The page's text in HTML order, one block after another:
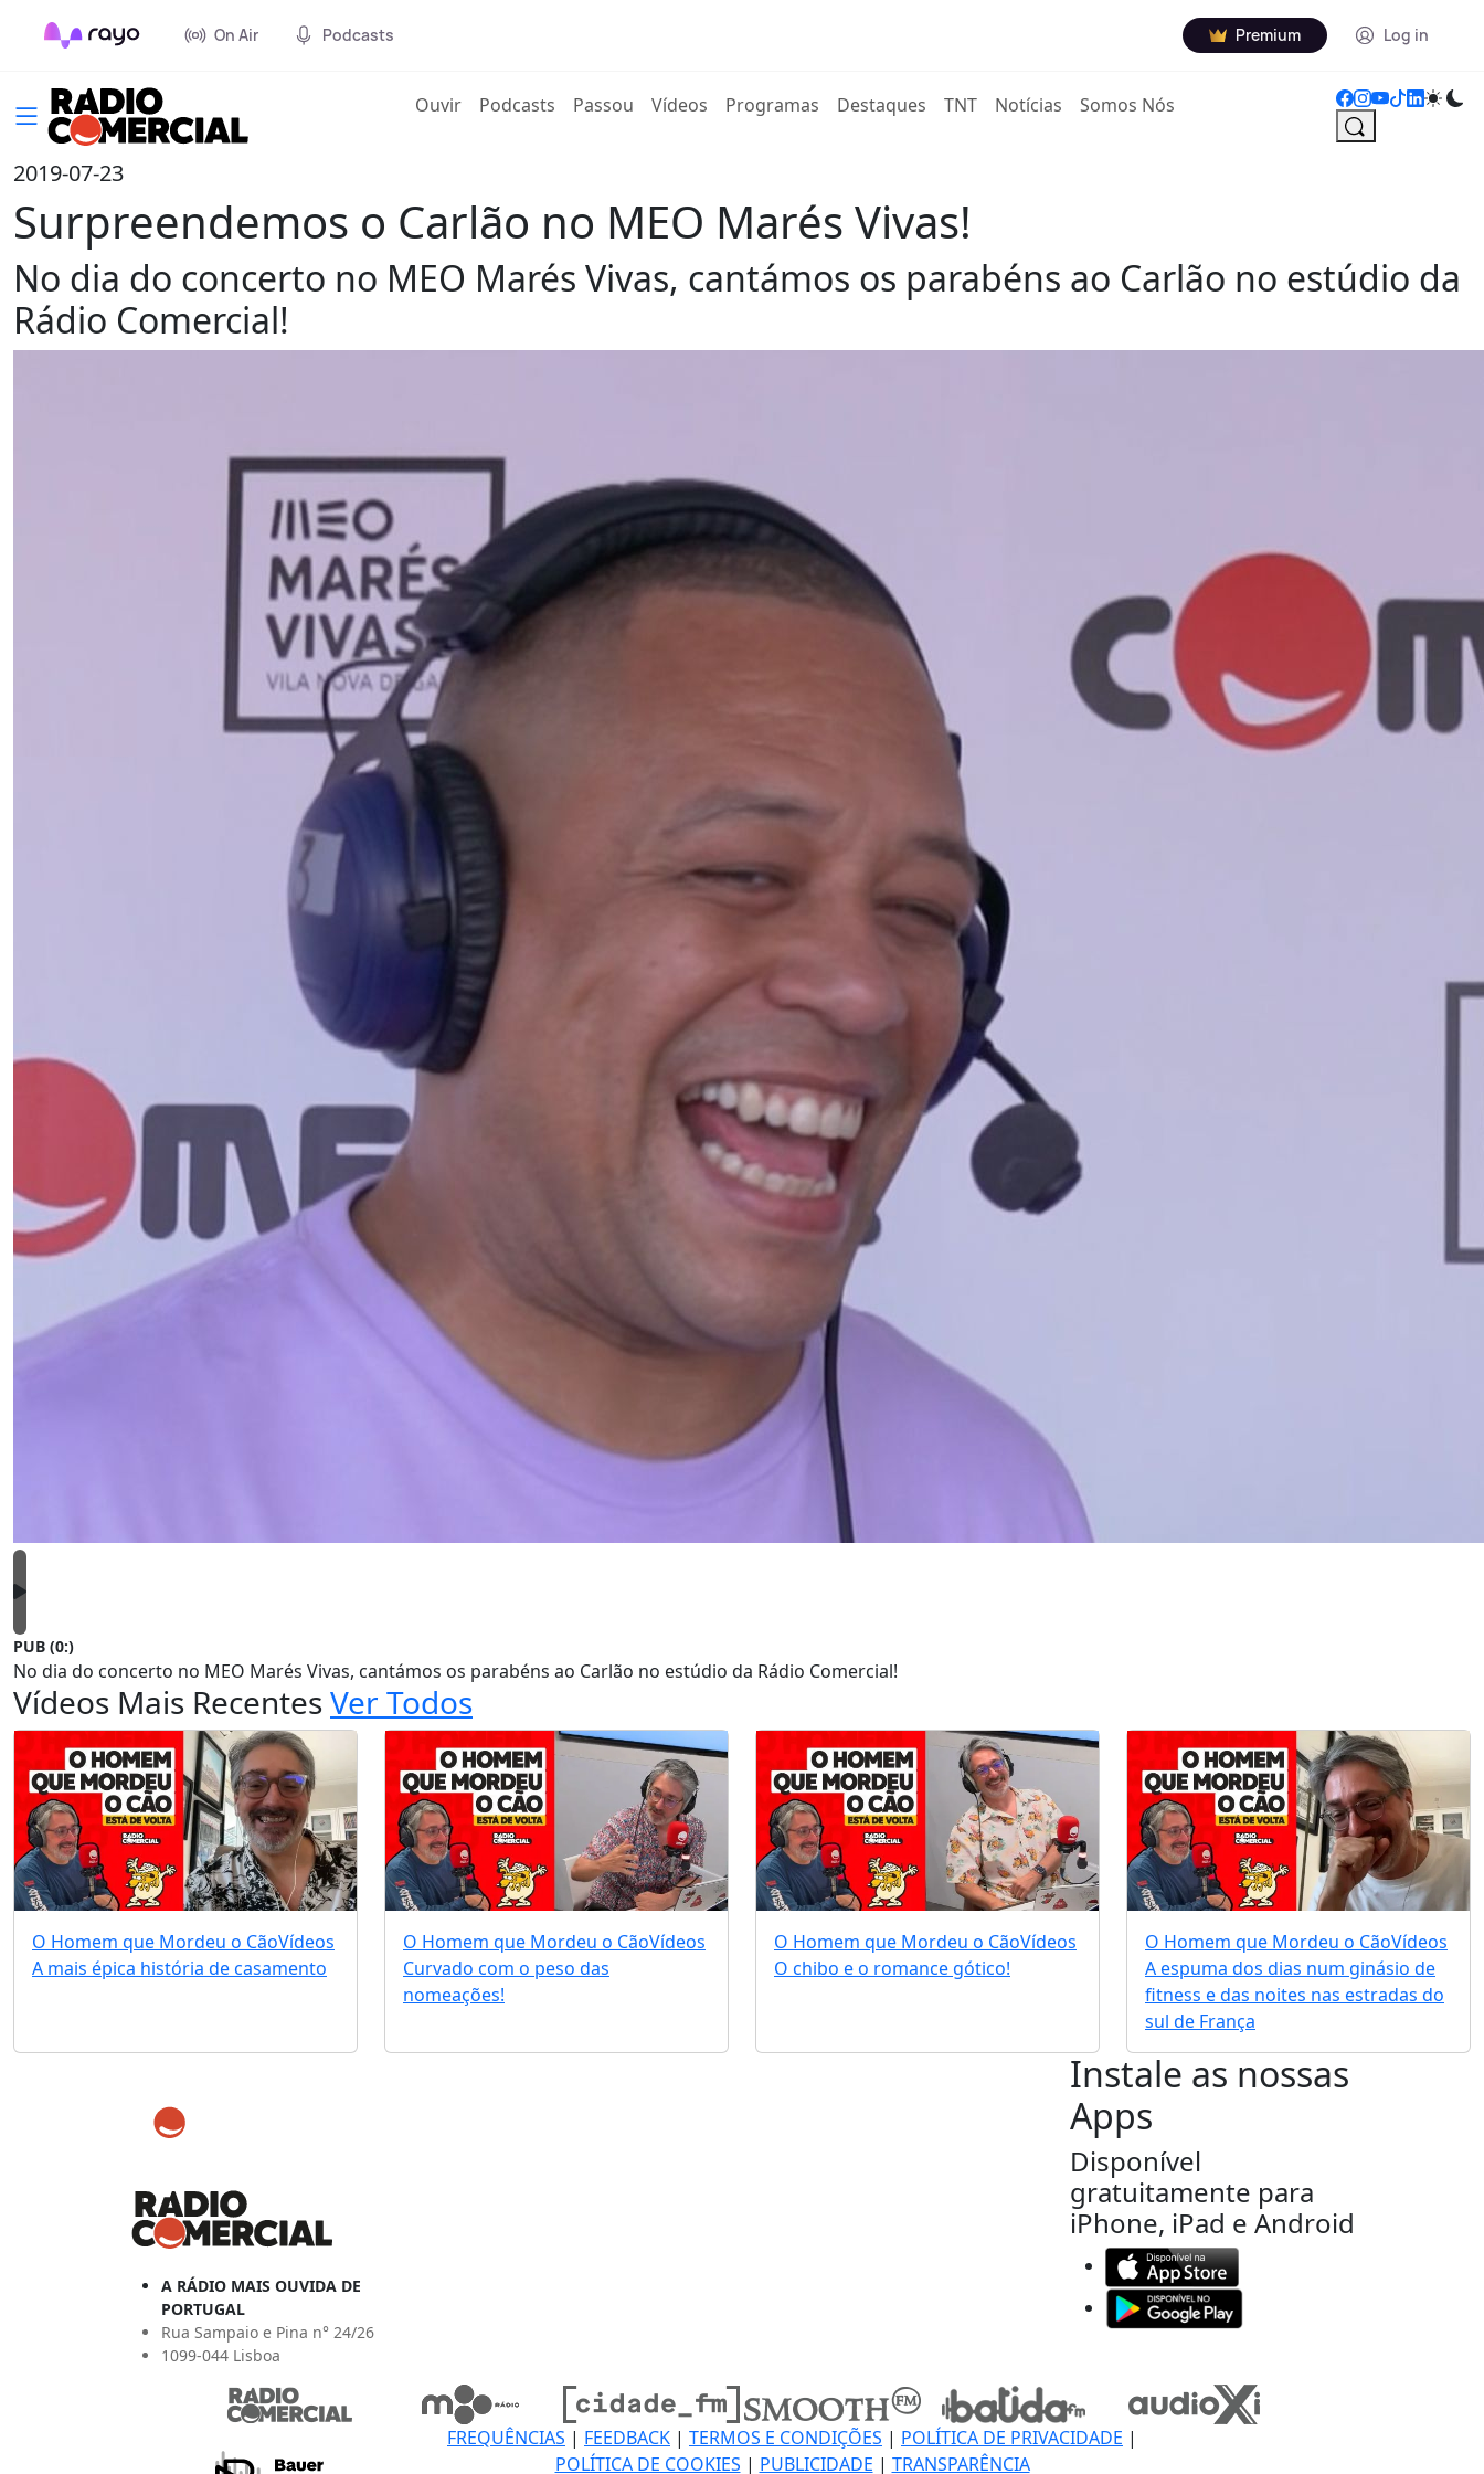
On Air Podcasts Premium Log in
Ouvir(current)
Podcasts Passou Vídeos Programas Destaques TNT Notícias Somos Nós
2019-07-23
Surpreendemos o Carlão no MEO Marés Vivas!
No dia do concerto no MEO Marés Vivas, cantámos os parabéns ao Carlão no estúdio da
Rádio Comercial!
PUB (0:)
No dia do concerto no MEO Marés Vivas, cantámos os parabéns ao Carlão no estúdio da Rádio Comercial!
Vídeos Mais RecentesVer Todos
O Homem que Mordeu o CãoVídeos
A mais épica história de casamento
O Homem que Mordeu o CãoVídeos
Curvado com o peso das
nomeações!
O Homem que Mordeu o CãoVídeos
O chibo e o romance gótico!
O Homem que Mordeu o CãoVídeos
A espuma dos dias num ginásio de
fitness e das noites nas estradas do
sul de França
A RÁDIO MAIS OUVIDA DE
PORTUGAL
Rua Sampaio e Pina n° 24/26
1099-044 Lisboa
Instale as nossas
Apps
Disponível
gratuitamente para
iPhone, iPad e Android
FREQUÊNCIAS | FEEDBACK | TERMOS E CONDIÇÕES | POLÍTICA DE PRIVACIDADE |
POLÍTICA DE COOKIES | PUBLICIDADE | TRANSPARÊNCIA